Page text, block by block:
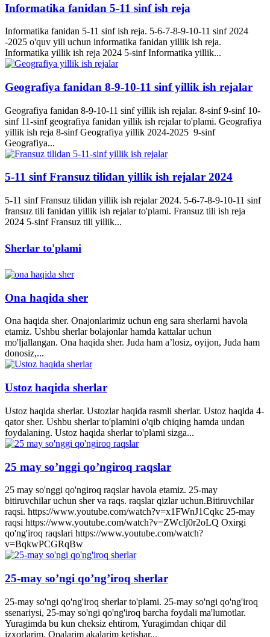
Informatika fanidan 5-11 sinf ish reja
Informatika fanidan 5-11 sinf ish reja. 5-6-7-8-9-10-11 sinf 2024
-2025 o'quv yili uchun informatika fanidan yillik ish reja.
Informatika yillik ish reja 2024 5-sinf Informatika yillik...
Geografiya fanidan 8-9-10-11 sinf yillik ish rejalar
Geografiya fanidan 8-9-10-11 sinf yillik ish rejalar. 8-sinf 9-sinf 10-
sinf 11-sinf geografiya fanidan yillik ish rejalar to'plami. Geografiya
yillik ish reja 8-sinf Geografiya yillik 2024-2025 9-sinf
Geografiya...
5-11 sinf Fransuz tilidan yillik ish rejalar 2024
5-11 sinf Fransuz tilidan yillik ish rejalar 2024. 5-6-7-8-9-10-11 sinf
fransuz tili fanidan yillik ish rejalar to'plami. Fransuz tili ish reja
2024 5-sinf Fransuz tili yillik...
Sherlar to'plami
Ona haqida sher
Ona haqida sher. Onajonlarimiz uchun eng sara sherlarni havola
etamiz. Ushbu sherlar bolajonlar hamda kattalar uchun
mo'ljallangan. Ona haqida sher. Juda ham a’losiz, oyijon, Juda ham
donosiz,...
Ustoz haqida sherlar
Ustoz haqida sherlar. Ustozlar haqida rasmli sherlar. Ustoz haqida 4-
qator sher. Ushbu sherlar to'plamini o'qib chiqing hamda undan
foydalaning. Ustoz haqida sherlar to'plami sizga...
25 may so’nggi qo’ngiroq raqslar
25 may so'nggi qo'ngiroq raqslar havola etamiz. 25-may
bitiruvchilar uchun sher va raqs. raqslar qizlar uchun.Bitiruvchilar
raqsi. https://www.youtube.com/watch?v=x1FWnJ1Cqkc 25-may
raqsi https://www.youtube.com/watch?v=ZWcIj0r2oLQ Oxirgi
qo'ng'iroq raqslari https://www.youtube.com/watch?
v=BqkwPCGRqBw
25-may so’ngi qo’ng’iroq sherlar
25-may so'ngi qo'ng'iroq sherlar to'plami. 25-may so'ngi qo'ng'iroq
ssenariysi, 25-may so'ngi qo'ng'iroq barcha foydali ma'lumotlar.
Yuragimda bu kun cheksiz ehtirom, Yuragimdan chiqar dil
izxorlarim. Opalarim akalarim ketishar...